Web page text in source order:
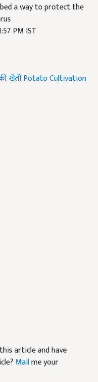
a way to protect the
PM IST
खेतीPotato Cultivation
article and have
Mailme your